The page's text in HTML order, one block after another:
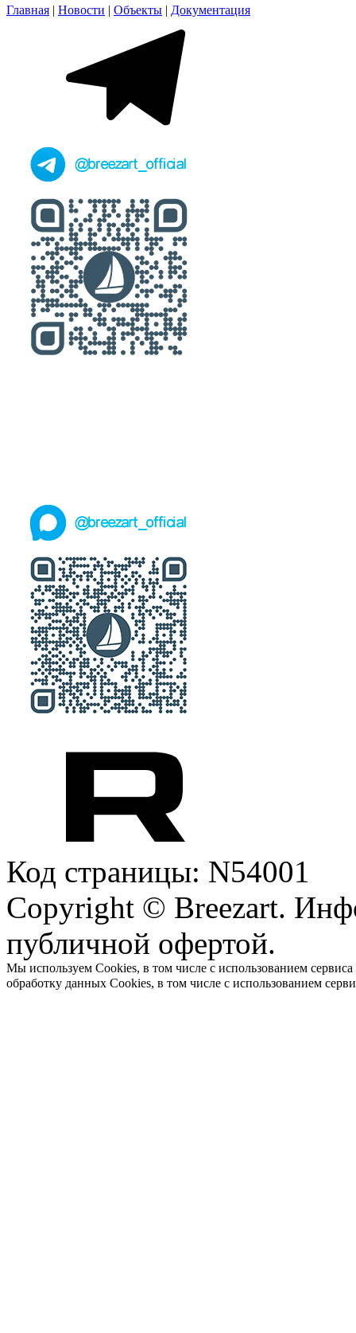
Главная | Новости | Объекты | Документация
Код страницы: N54001
Copyright © Breezart.
публичной офертой.
Мы используем Cookies, в том числе с использованием
обработку данных Cookies, в том числе с использованием